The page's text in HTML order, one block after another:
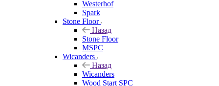
Westerhof
Spark
Stone Floor
Назад
Stone Floor
MSPC
Wicanders
Назад
Wicanders
Wood Start SPC